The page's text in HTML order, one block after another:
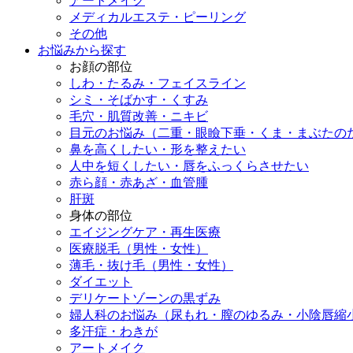
メディカルエステ・ピーリング
その他
お悩みから探す
お顔の部位
しわ・たるみ・フェイスライン
シミ・そばかす・くすみ
毛穴・肌質改善・ニキビ
目元のお悩み（二重・眼瞼下垂・くま・まぶたの
鼻を高くしたい・形を整えたい
人中を短くしたい・唇をふっくらさせたい
赤ら顔・赤あざ・血管腫
肝斑
身体の部位
エイジングケア・再生医療
医療脱毛（男性・女性）
薄毛・抜け毛（男性・女性）
ダイエット
デリケートゾーンの黒ずみ
婦人科のお悩み（尿もれ・膣のゆるみ・小陰唇縮
多汗症・わきが
アートメイク